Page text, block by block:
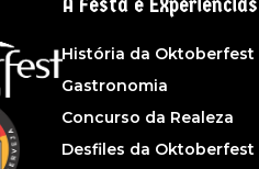
História da Oktoberfest
Gastronomia
Concurso da Realeza
Desfiles da Oktoberfest